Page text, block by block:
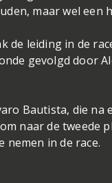
maar wel een
de leiding in de
gevolgd door
Bautista, die
naar de tweede
nemen in de race.